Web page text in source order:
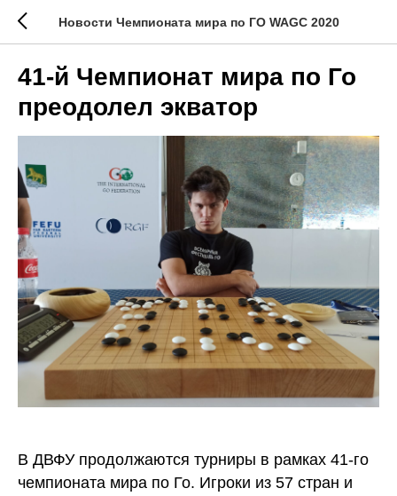
Новости Чемпионата мира по ГО WAGC 2020
41-й Чемпионат мира по Го
преодолел экватор
В ДВФУ продолжаются турниры в рамках 41-го
чемпионата мира по Го. Игроки из 57 стран и